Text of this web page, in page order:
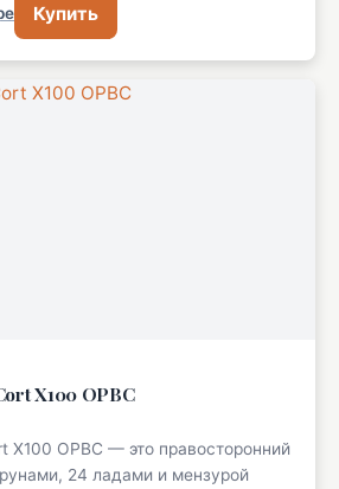
Купить
X100 OPBC
X100 OPBC — это правосторонний
24 ладами и мензурой